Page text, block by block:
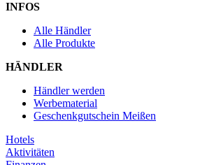
INFOS
Alle Händler
Alle Produkte
HÄNDLER
Händler werden
Werbematerial
Geschenkgutschein Meißen
Hotels
Aktivitäten